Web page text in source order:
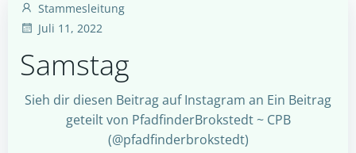
Stammesleitung
Juli 11, 2022
Samstag
Sieh dir diesen Beitrag auf Instagram an Ein Beitrag
geteilt von PfadfinderBrokstedt ~ CPB
(@pfadfinderbrokstedt)